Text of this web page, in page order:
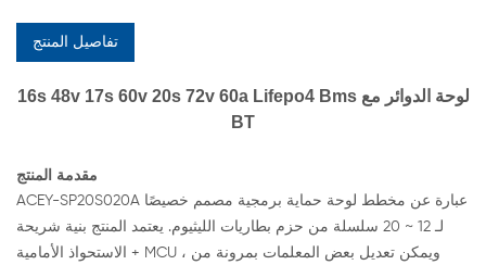
تفاصيل المنتج
16s 48v 17s 60v 20s 72v 60a Lifepo4 Bms لوحة الدوائر مع
BT
مقدمة المنتج
ACEY-SP20S020A عبارة عن مخطط لوحة حماية برمجية مصمم خصيصًا
لـ 12 ~ 20 سلسلة من حزم بطاريات الليثيوم. يعتمد المنتج بنية شريحة
الاستحواذ الأمامية + MCU ، ويمكن تعديل بعض المعلمات بمرونة من